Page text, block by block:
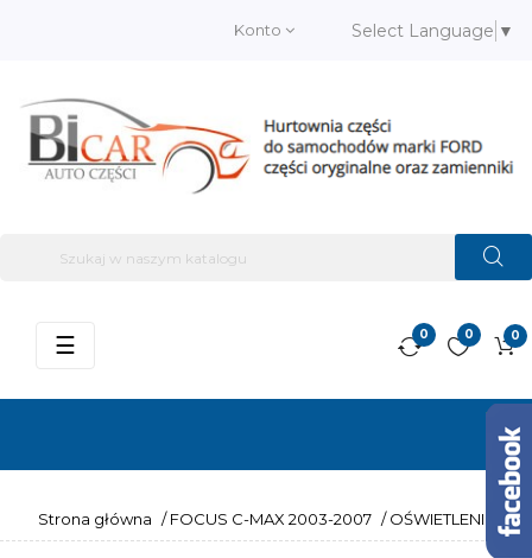
Konto Select Language ▼
0
0
0
Przełącz
☰
Strona główna / FOCUS C-MAX 2003-2007 / OŚWIETLENIE